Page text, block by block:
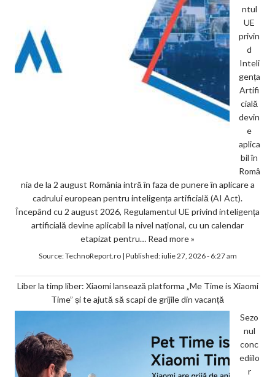
ntul
UE
privin
d
Inteli
gența
Artifi
cială
devin
e
aplica
bil în
Româ
nia de la 2 august România intră în faza de punere în aplicare a
cadrului european pentru inteligența artificială (AI Act).
Începând cu 2 august 2026, Regulamentul UE privind inteligența
artificială devine aplicabil la nivel național, cu un calendar
etapizat pentru… Read more »
Source:TechnoReport.ro| Published:iulie 27, 2026 - 6:27 am
Liber la timp liber: Xiaomi lansează platforma „Me Time is Xiaomi
Time” și te ajută să scapi de grijile din vacanță
Sezo
nul
conc
ediilo
r